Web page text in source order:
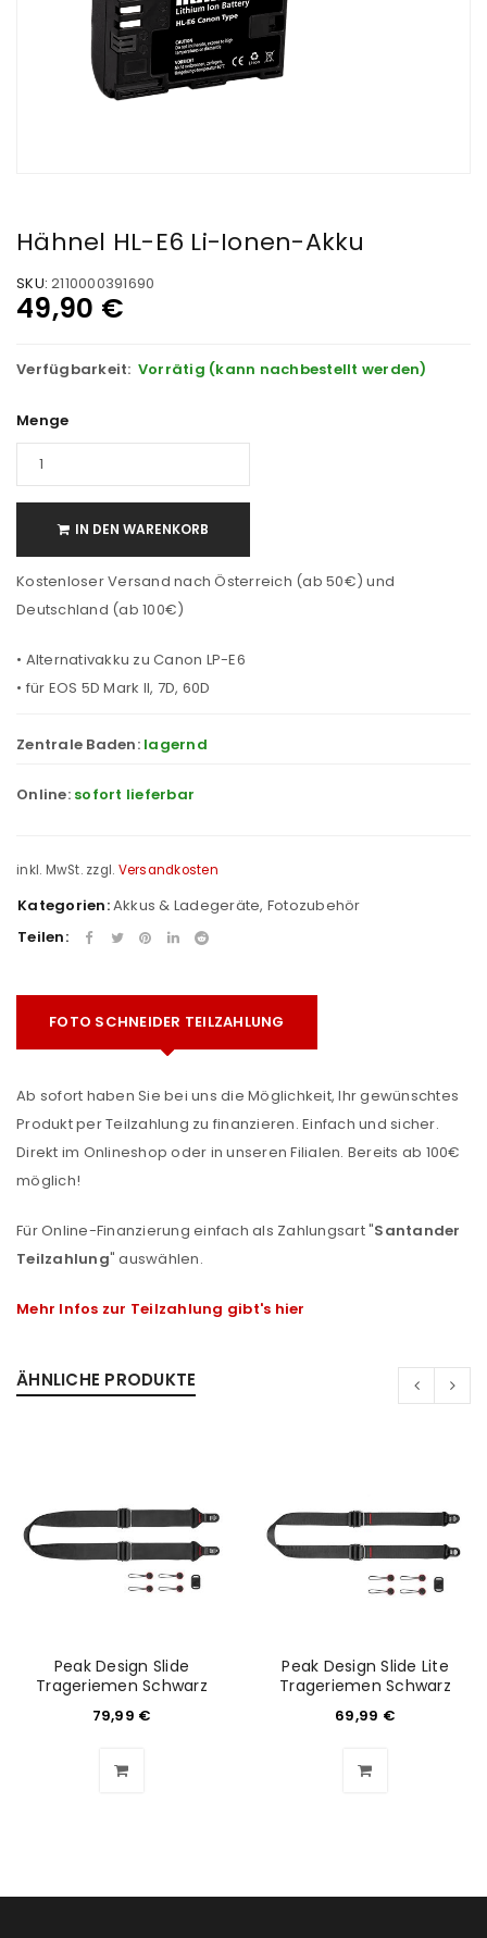
Hähnel HL-E6 Li-Ionen-Akku
SKU: 2110000391690
49,90 €
Verfügbarkeit: Vorrätig (kann nachbestellt werden)
Menge
IN DEN WARENKORB
Kostenloser Versand nach Österreich (ab 50€) und
Deutschland (ab 100€)
• Alternativakku zu Canon LP-E6
• für EOS 5D Mark II, 7D, 60D
Zentrale Baden: lagernd
Online: sofort lieferbar
inkl. MwSt. zzgl. Versandkosten
Kategorien:Akkus & Ladegeräte, Fotozubehör
Teilen:
FOTO SCHNEIDER TEILZAHLUNG
Ab sofort haben Sie bei uns die Möglichkeit, Ihr gewünschtes
Produkt per Teilzahlung zu finanzieren. Einfach und sicher.
Direkt im Onlineshop oder in unseren Filialen. Bereits ab 100€
möglich!
Für Online-Finanzierung einfach als Zahlungsart "Santander
Teilzahlung" auswählen.
Mehr Infos zur Teilzahlung gibt's hier
ÄHNLICHE PRODUKTE
Peak Design Slide
Trageriemen Schwarz
79,99 €
Peak Design Slide Lite
Trageriemen Schwarz
69,99 €